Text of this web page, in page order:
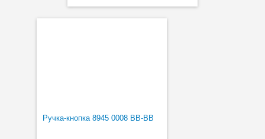
Ручка-кнопка 8945 0008 BB-BB